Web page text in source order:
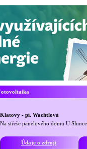
Klatovy - pí. Wachtlová
Na střeše panelového domu U
Údaje o zdroji